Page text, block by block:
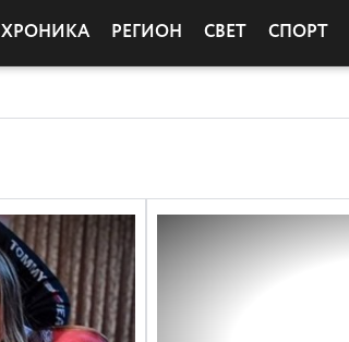
ХРОНИКА РЕГИОН СВЕТ СПОРТ